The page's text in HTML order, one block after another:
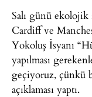
Salı günü
Cardiff ve
Yokoluş İsyanı
yapılması
geçiyoruz, çünkü
açıklaması yaptı.